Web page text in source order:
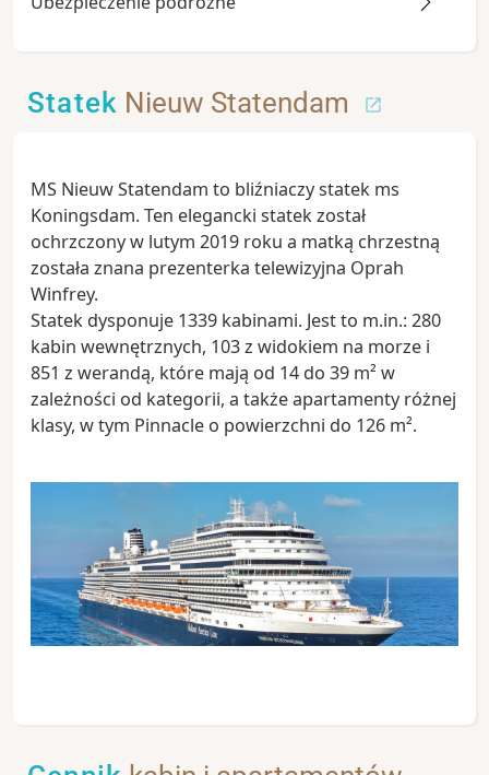
Statek Nieuw Statendam
MS Nieuw Statendam to bliźniaczy statek ms
Koningsdam. Ten elegancki statek został
ochrzczony w lutym 2019 roku a matką chrzestną
została znana prezenterka telewizyjna Oprah
Winfrey.
Statek dysponuje 1339 kabinami. Jest to m.in.: 280
kabin wewnętrznych, 103 z widokiem na morze i
851 z werandą, które mają od 14 do 39 m² w
zależności od kategorii, a także apartamenty różnej
klasy, w tym Pinnacle o powierzchni do 126 m².